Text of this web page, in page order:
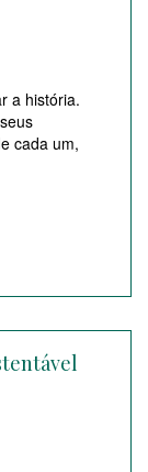
a história.
cada um,